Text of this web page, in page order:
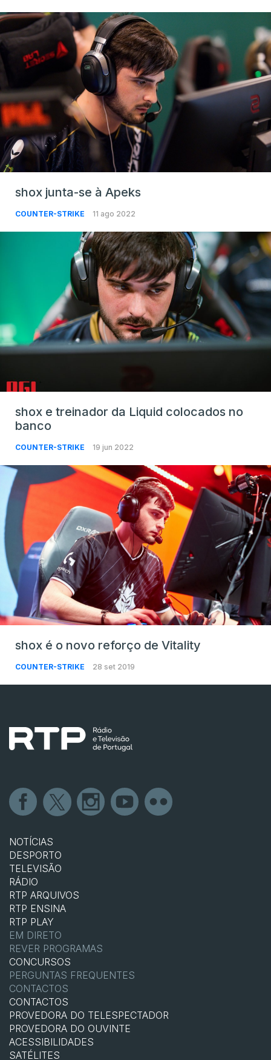
shox junta-se à Apeks
COUNTER-STRIKE 11 ago 2022
shox e treinador da Liquid colocados no
banco
COUNTER-STRIKE 19 jun 2022
shox é o novo reforço de Vitality
COUNTER-STRIKE 28 set 2019
NOTÍCIAS
DESPORTO
TELEVISÃO
RÁDIO
RTP ARQUIVOS
RTP ENSINA
RTP PLAY
EM DIRETO
REVER PROGRAMAS
CONCURSOS
PERGUNTAS FREQUENTES
CONTACTOS
CONTACTOS
PROVEDORA DO TELESPECTADOR
PROVEDORA DO OUVINTE
ACESSIBILIDADES
SATÉLITES